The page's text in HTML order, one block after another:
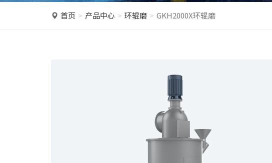
首页 产品中心 环辊磨 GKH2000X环辊磨